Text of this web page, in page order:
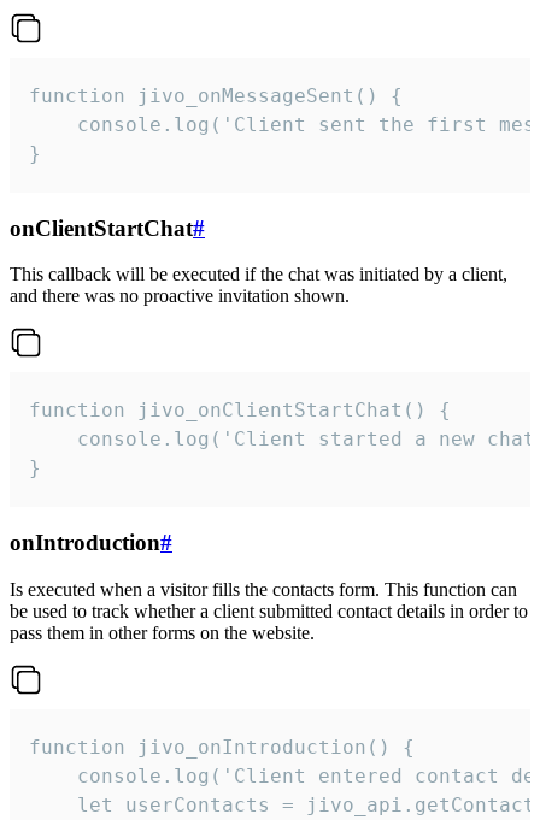
function jivo_onMessageSent() {
console.log('Client sent the first
}
onClientStartChat#
This callback will be executed if the chat was initiated by a client,
and there was no proactive invitation shown.
function jivo_onClientStartChat() {
console.log('Client started a new
}
onIntroduction#
Is executed when a visitor fills the contacts form. This function can
be used to track whether a client submitted contact details in order to
pass them in other forms on the website.
function jivo_onIntroduction() {
console.log('Client entered contact
let userContacts =